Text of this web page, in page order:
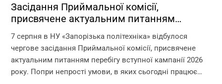
Засідання Приймальної комісії,
присвячене актуальним питанням
перебігу вступної кампанії 2026 року
7 серпня в НУ «Запорізька політехніка» відбулося
чергове засідання Приймальної комісії, присвячене
актуальним питанням перебігу вступної кампанії 2026
року. Попри непрості умови, в яких сьогодні працює